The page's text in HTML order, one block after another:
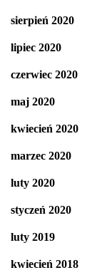
sierpień 2020
lipiec 2020
czerwiec 2020
maj 2020
kwiecień 2020
marzec 2020
luty 2020
styczeń 2020
luty 2019
kwiecień 2018